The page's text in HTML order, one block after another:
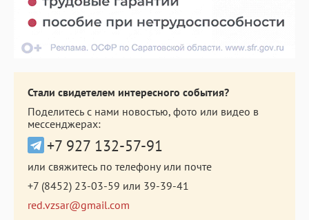
Стали свидетелем интересного события?
Поделитесь с нами новостью, фото или видео в
мессенджерах:
+7 927 132-57-91
или свяжитесь по телефону или почте
+7 (8452) 23-03-59 или 39-39-41
red.vzsar@gmail.com